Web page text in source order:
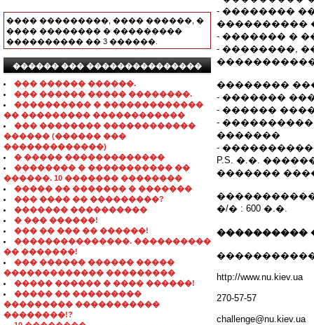
���� ���������, ���� ������, �
���� �������� � ���������
���������� �� 3 ������.
������ ��� ���������������
��� ������ ������.
��� ������ ����� ��������.
���������� � �������������
�� ��������� ������������
��� �������� ������������
������ (������ ���
�������������)
� ����� �������������
�������� � ����������� ��
������. 10 ������� ��������
����� �� ������� � �������
��� ���� �� ���������?
������� ����������
� ��� ������!
��� �� ��� �� ������!
���������������. ����������
�� �������!
��� ������ ������ �����
������������� ���������
����� ������ � ���� ������!
����� �� ���������
��������� �����������
��������!?
- ��������
����������
- ������� �
- ��������,
��������
- �������
- ������
-
�������
-
P.S. �.�.
�������
�/� : 600 �.�.
����������
http://www.nu.kiev.ua
270-57-57
challenge@nu.kiev.ua